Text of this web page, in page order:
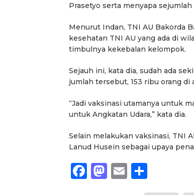
Prasetyo serta menyapa
Menurut Indan, TNI AU Bakorda
kesehatan TNI AU yang ada di
timbulnya kekebalan kelompok.
Sejauh ini, kata dia, sudah ada
jumlah tersebut, 153 ribu orang di
“Jadi vaksinasi utamanya untuk
untuk Angkatan Udara,” kata dia.
Selain melakukan vaksinasi, TNI
Lanud Husein sebagai upaya
Facebook
Mastodon
Email